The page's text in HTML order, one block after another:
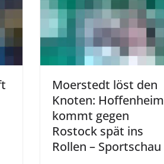
Moerstedt löst den
Knoten: Hoffenheim
kommt gegen
Rostock spät ins
Rollen – Sportschau